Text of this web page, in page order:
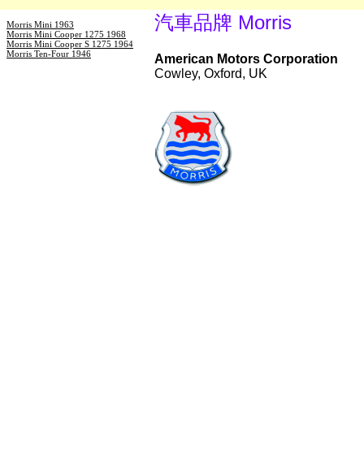
Morris Mini 1963
Morris Mini Cooper 1275 1968
Morris Mini Cooper S 1275 1964
Morris Ten-Four 1946
汽車品牌 Morris
American Motors Corporation
Cowley, Oxford, UK